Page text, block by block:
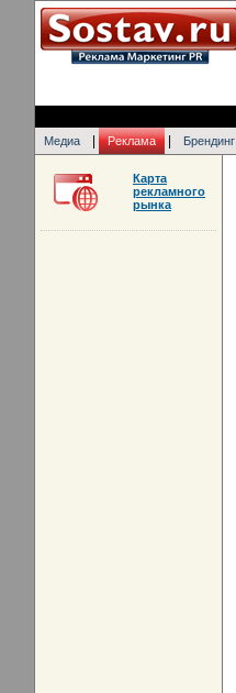
Медиа Реклама Брендинг
Карта
рекламного
рынка